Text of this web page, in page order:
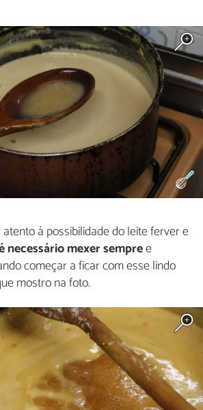
à possibilidade do leite ferver e
necessário mexer sempree
começar a ficar com esse lindo
mostro na foto.